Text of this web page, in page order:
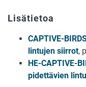
Lisätietoa
CAPTIVE-
lintujen siirrot,
HE-CAPTIVE-
pidettävien